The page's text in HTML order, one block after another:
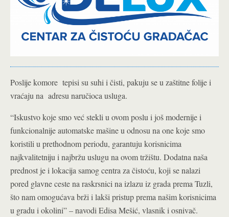
Poslije komore tepisi su suhi i čisti, pakuju se u zaštitne folije i
vraćaju na adresu naručioca usluga.
“Iskustvo koje smo već stekli u ovom poslu i još modernije i
funkcionalnije automatske mašine u odnosu na one koje smo
koristili u prethodnom periodu, garantuju korisnicima
najkvalitetniju i najbržu uslugu na ovom tržištu. Dodatna naša
prednost je i lokacija samog centra za čistoću, koji se nalazi
pored glavne ceste na raskrsnici na izlazu iz grada prema Tuzli,
što nam omogućava brži i lakši pristup prema našim korisnicima
u gradu i okolini” – navodi Edisa Mešić, vlasnik i osnivač.